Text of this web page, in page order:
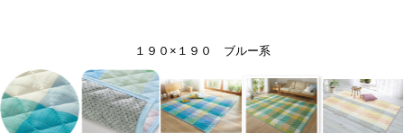
１９０×１９０ ブルー系